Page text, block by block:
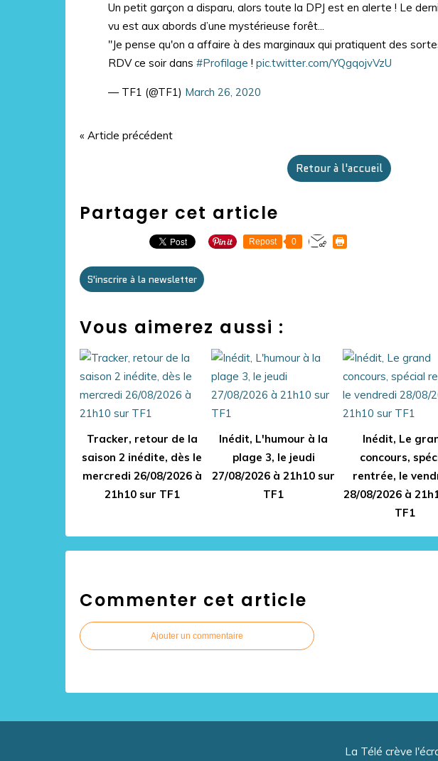
Un petit garçon a disparu, alors toute la DPJ est en alerte ! Le
vu est aux abords d’une mystérieuse forêt...
"Je pense qu'on a affaire à des marginaux qui pratiquent des
RDV ce soir dans #Profilage ! pic.twitter.com/YQgqojvVzU
— TF1 (@TF1) March 26, 2020
« Article précédent
Retour à l'accueil
Partager cet article
Repost 0
S'inscrire à la newsletter
Vous aimerez aussi :
Tracker, retour de la
saison 2 inédite, dès le
mercredi 26/08/2026 à
21h10 sur TF1
Inédit, L'humour à la
plage 3, le jeudi
27/08/2026 à 21h10 sur
TF1
Inédit, Le
concours,
rentrée, le
28/08/2026 à
TF1
Commenter cet article
Ajouter un commentaire
La Télé crève